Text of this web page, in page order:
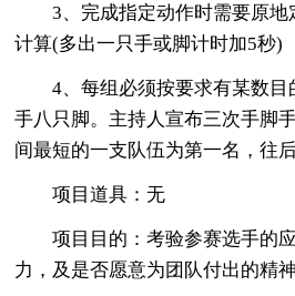
3、完成指定动作时需要原地
计算(多出一只手或脚计时加5秒)
4、每组必须按要求有某数目
手八只脚。主持人宣布三次手脚
间最短的一支队伍为第一名，往
项目道具：无
项目目的：考验参赛选手的应
力，及是否愿意为团队付出的精神